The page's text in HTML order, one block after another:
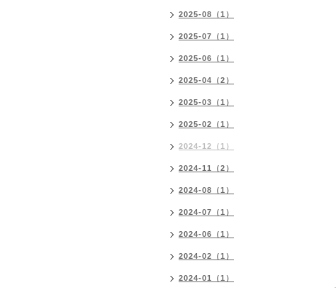
2025-08（1）
2025-07（1）
2025-06（1）
2025-04（2）
2025-03（1）
2025-02（1）
2024-12（1）
2024-11（2）
2024-08（1）
2024-07（1）
2024-06（1）
2024-02（1）
2024-01（1）